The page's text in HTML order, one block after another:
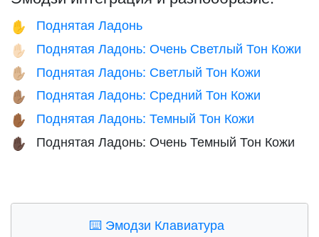
✋ Поднятая Ладонь
✋🏻 Поднятая Ладонь: Очень Светлый Тон Кожи
✋🏼 Поднятая Ладонь: Светлый Тон Кожи
✋🏽 Поднятая Ладонь: Средний Тон Кожи
✋🏾 Поднятая Ладонь: Темный Тон Кожи
✋🏿 Поднятая Ладонь: Очень Темный Тон Кожи
⌨️ Эмодзи Клавиатура